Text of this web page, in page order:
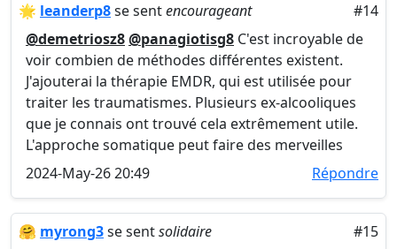
🌟 leanderp8se sentencourageant
#14
@demetriosz8@panagiotisg8 C'est incroyable de
voir combien de méthodes différentes existent.
J'ajouterai la thérapie EMDR, qui est utilisée pour
traiter les traumatismes. Plusieurs ex-alcooliques
que je connais ont trouvé cela extrêmement utile.
L'approche somatique peut faire des merveilles
2024-May-26 20:49
Répondre
🤗 myrong3se sentsolidaire
#15